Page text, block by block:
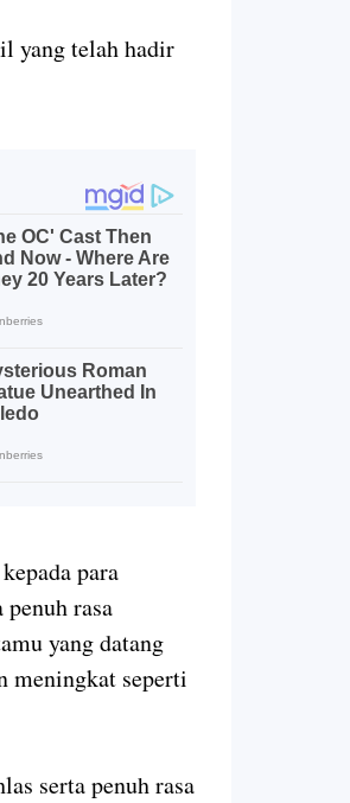
yang telah hadir
para
rasa
yang datang
meningkat seperti
serta penuh rasa